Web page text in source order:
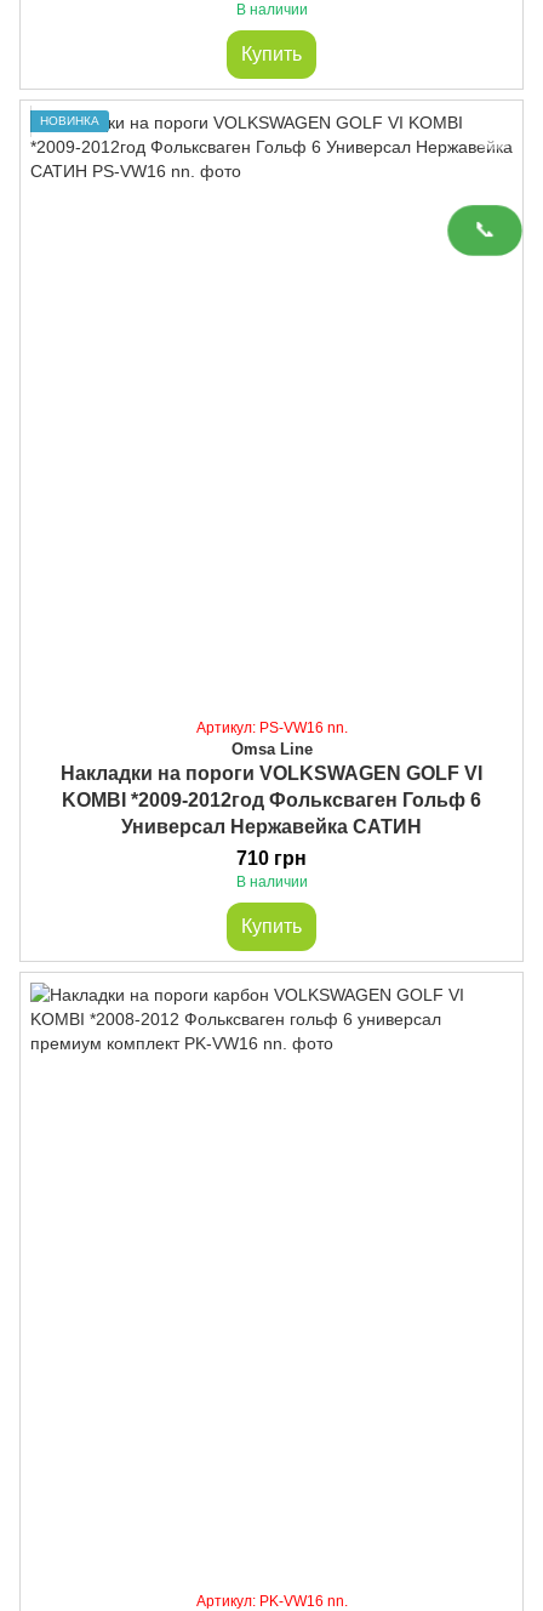
📞
В наличии
Купить
НОВИНКА
Артикул: PS-VW16 nn.
Omsa Line
Накладки на пороги VOLKSWAGEN GOLF VI
KOMBI *2009-2012год Фольксваген Гольф 6
Универсал Нержавейка САТИН
710 грн
В наличии
Купить
Артикул: PK-VW16 nn.